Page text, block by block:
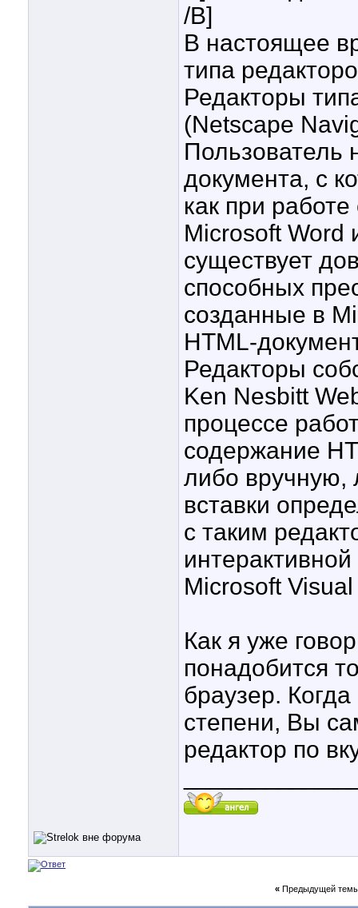
/B]
В настоящее
типа
Редакторы
(Netscape
Пользователь
документа, с
как при
Microsoft Word
существует
способных
созданные в
HTML-
Редакторы
Ken Nesbitt
процессе
содержание
либо
вставки
с таким
Microsoft
Как я уже
понадобится
браузер.
степени, Вы
редактор по
« Предыдущей